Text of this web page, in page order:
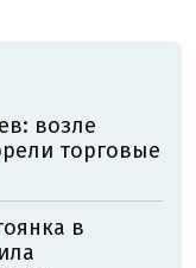
возле
торговые
в